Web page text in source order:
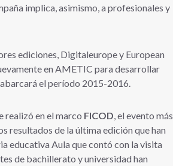
implica, asimismo, a profesionales y
ediciones, Digitaleurope y European
en AMETIC para desarrollar
el período 2015-2016.
realizó en el marco FICOD , el evento más
resultados de la última edición que han
educativa Aula que contó con la visita
de bachillerato y universidad han